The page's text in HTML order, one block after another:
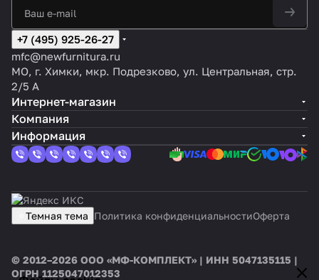
+7 (495) 925-26-27
mfc@newfurnitura.ru
МО, г. Химки, мкр. Подрезково, ул. Центральная, стр.
2/5 А
Интернет-магазин
Компания
Информация
Темная тема Политика конфиденциальностиОферта
© 2012–2026 ООО «МФ-КОМПЛЕКТ» | ИНН 5047135115 |
ОГРН 1125047012353